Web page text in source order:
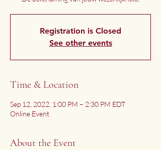
Registration is Closed
See other events
Time & Location
Sep 12, 2022, 1:00 PM – 2:30 PM EDT
Online Event
About the Event